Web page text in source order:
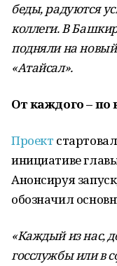
беды, радуются
коллеги. В
подняли на
«Атайсал».
От каждого –
Проект
инициативе
Анонсируя
обозначил
«Каждый из нас,
госслужбы или в